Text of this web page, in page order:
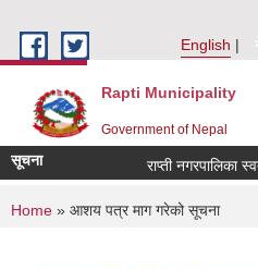
English
Rapti Municipality
Government of Nepal
सूचना राप्ती नगरपालिका
You are here
Home » आशय पत्र माग गरेको सूचना